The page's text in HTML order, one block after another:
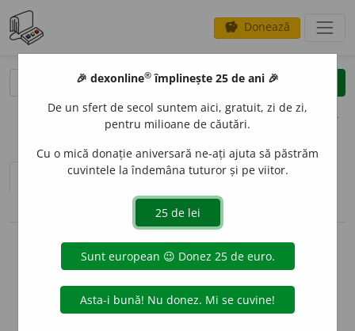
savings Donează
clear
opțiuni
sinteza definițiilor (2)
definiții (22)
info
info
Aceste definiții sunt compilate de
echipa dexonline. Definițiile
originale se află pe filadefiniții.
Puteți reordona filele pe pagina de
🎉 dexonline® împlinește 25 de ani 🎉
De un sfert de secol suntem aici, gratuit, zi de zi,
pentru milioane de căutări.
Cu o mică donație aniversară ne-ați ajuta să păstrăm
cuvintele la îndemâna tuturor și pe viitor.